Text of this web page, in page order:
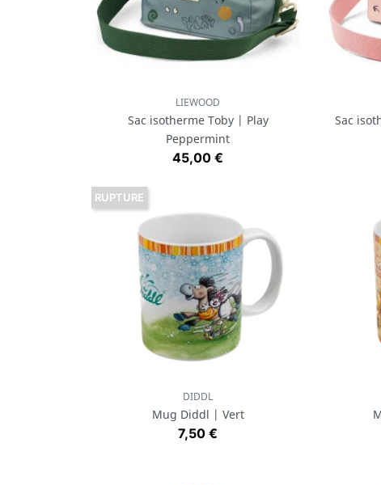
Aperçu rapide
LIEWOOD
Sac isotherme Toby | Play
Peppermint
Prix
45,00 €
Sac
Aperçu rapide
DIDDL
Mug Diddl | Vert
Prix
7,50 €
RUPTURE